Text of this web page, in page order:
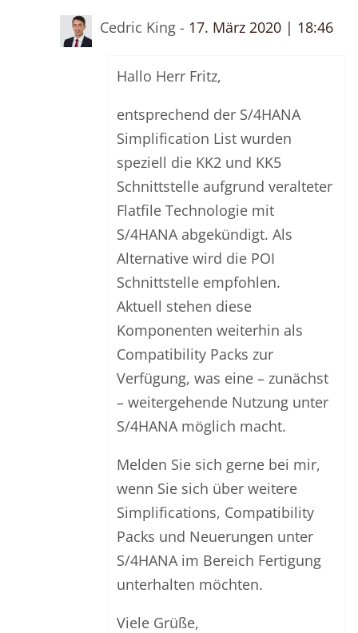
Cedric King - 17. März 2020 | 18:46
Hallo Herr Fritz,
entsprechend der S/4HANA
Simplification List wurden
speziell die KK2 und KK5
Schnittstelle aufgrund veralteter
Flatfile Technologie mit
S/4HANA abgekündigt. Als
Alternative wird die POI
Schnittstelle empfohlen.
Aktuell stehen diese
Komponenten weiterhin als
Compatibility Packs zur
Verfügung, was eine – zunächst
– weitergehende Nutzung unter
S/4HANA möglich macht.
Melden Sie sich gerne bei mir,
wenn Sie sich über weitere
Simplifications, Compatibility
Packs und Neuerungen unter
S/4HANA im Bereich Fertigung
unterhalten möchten.
Viele Grüße,